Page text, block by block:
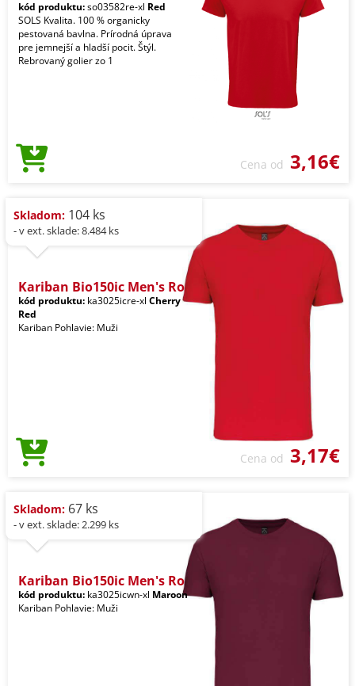
kód produktu:so03582re-xl Red
SOLS Kvalita. 100 % organicky
pestovaná bavlna. Prírodná úprava
pre jemnejší a hladší pocit. Štýl.
Rebrovaný golier zo 1
Cena od 3,16€
Skladom: 104 ks
- v ext. sklade: 8.484 ks
Kariban Bio150ic Men's Ro
kód produktu: ka3025icre-xl Cherry
Red
Kariban Pohlavie: Muži
Cena od 3,17€
Skladom: 67 ks
- v ext. sklade: 2.299 ks
Kariban Bio150ic Men's Ro
kód produktu: ka3025icwn-xl Maroon
Kariban Pohlavie: Muži